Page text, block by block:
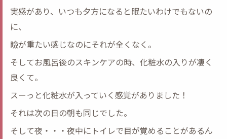
実感があり、いつも夕方になると眠たいわけでもないの
に、
瞼が重たい感じなのにそれが全くなく。
そしてお風呂後のスキンケアの時、化粧水の入りが凄く
良くて。
スーっと化粧水が入っていく感覚がありました！
それは次の日の朝も同じでした。
そして夜・・・夜中にトイレで目が覚めることがあるん